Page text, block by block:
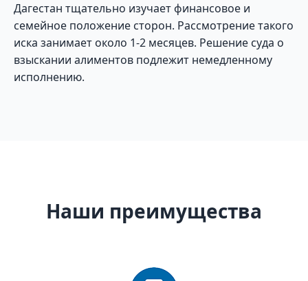
Дагестан тщательно изучает финансовое и
семейное положение сторон. Рассмотрение такого
иска занимает около 1-2 месяцев. Решение суда о
взыскании алиментов подлежит немедленному
исполнению.
Наши преимущества